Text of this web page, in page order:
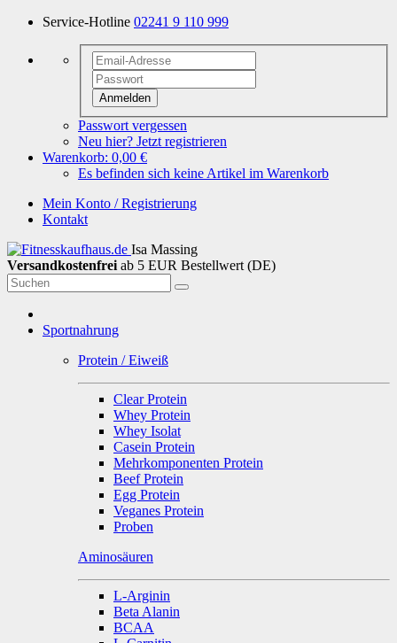
Service-Hotline 02241 9 110 999
Anmelden
Passwort vergessen
Neu hier? Jetzt registrieren
Warenkorb: 0,00 €
Es befinden sich keine Artikel im Warenkorb
Mein Konto / Registrierung
Kontakt
Isa Massing
Versandkostenfrei ab 5 EUR Bestellwert (DE)
Sportnahrung
Protein / Eiweiß
Clear Protein
Whey Protein
Whey Isolat
Casein Protein
Mehrkomponenten Protein
Beef Protein
Egg Protein
Veganes Protein
Proben
Aminosäuren
L-Arginin
Beta Alanin
BCAA